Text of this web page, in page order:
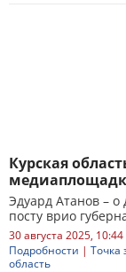
Курская
Эдуард Атанов –
посту врио
30 августа 2025, 10:44
Подробности | Точка
область